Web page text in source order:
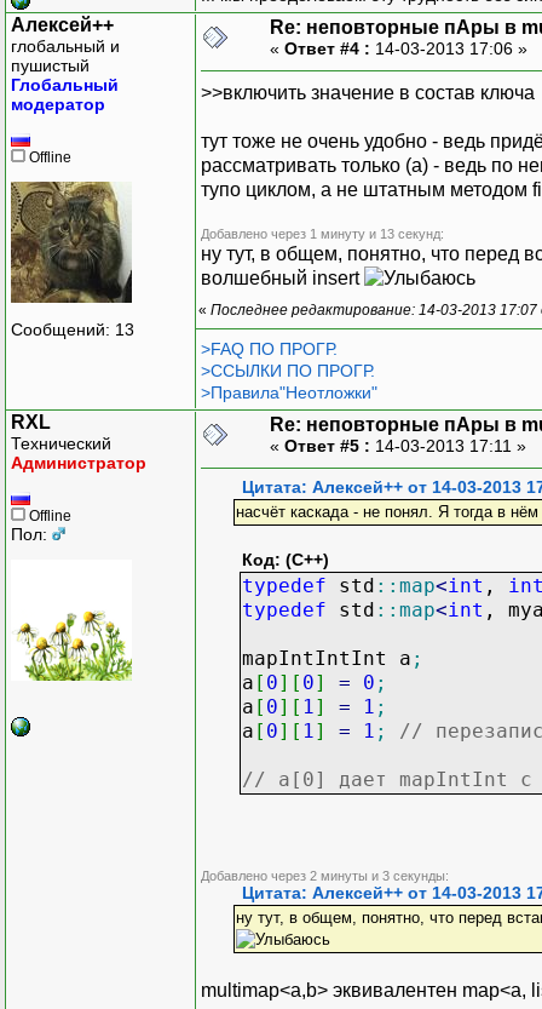
Алексей++
глобальный и
пушистый
Глобальный
модератор
Offline
Сообщений: 13
Re: неповторные пАры в
« Ответ #4 : 14-03-2013 17:06 »
>>включить значение в состав ключа
тут тоже не очень удобно - ведь
рассматривать только (a) - ведь по
тупо циклом, а не штатным методом
Добавлено через 1 минуту и 13 секунд:
ну тут, в общем, понятно, что перед
волшебный insert
« Последнее редактирование: 14-03-2013
>FAQ ПО ПРОГР.
>ССЫЛКИ ПО ПРОГР.
>Правила"Неотложки"
RXL
Технический
Администратор
Offline
Пол:
Re: неповторные пАры в
« Ответ #5 : 14-03-2013 17:11 »
Цитата: Алексей++ от 14-03-2013
насчёт каскада - не понял. Я тогда в
Код: (C++)
typedef std :: map<int ,
typedef std :: map<int ,
mapIntIntInt a ;
a [ 0] [ 0] = 0 ;
a [ 0] [ 1 ] = 1 ;
a [ 0] [ 1 ] = 1 ; //
// a[0] дает mapIntInt с
Добавлено через 2 минуты и 3 секунды:
Цитата: Алексей++ от 14-03-2013
ну тут, в общем, понятно, что перед
multimap<a,b> эквивалентен map<a,